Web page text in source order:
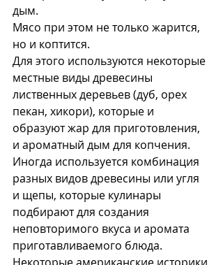
дым.
Мясо при этом не только жарится,
но и коптится.
Для этого используются некоторые
местные виды древесины
лиственных деревьев (дуб, орех
пекан, хикори), которые и
образуют жар для приготовления,
и ароматный дым для копчения.
Иногда используется комбинация
разных видов древесины или угля
и щепы, которые кулинары
подбирают для создания
неповторимого вкуса и аромата
приготавливаемого блюда.